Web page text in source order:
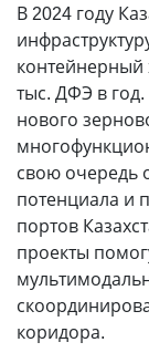
В 2024 году
контейнерный
тыс. ДФЭ в
нового
свою очередь
потенциала и
портов
проекты
коридора.